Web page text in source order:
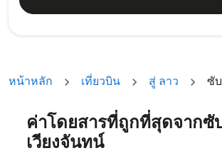
หน้าหลัก เที่ยวบิน สู่ ลาว ซั
ค่าโดยสารที่ถูกที่สุดจากซั
เวียงจันทน์
ลองอัปเดตเส้นทางของคุณ (ต้นทางแล